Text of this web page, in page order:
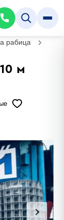
рабица
м